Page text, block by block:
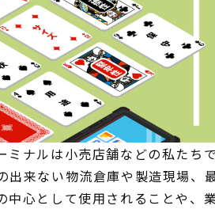
ミナルは小売店舗などの私たち
出来ない物流倉庫や製造現場、
中心として使用されることや、